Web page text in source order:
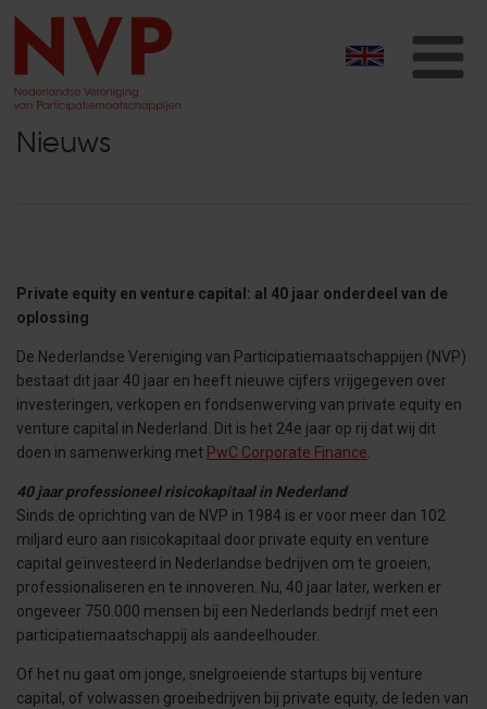
Nieuws
Private equity en venture capital: al 40 jaar onderdeel van de
oplossing
De Nederlandse Vereniging van Participatiemaatschappijen (NVP)
bestaat dit jaar 40 jaar en heeft nieuwe cijfers vrijgegeven over
investeringen, verkopen en fondsenwerving van private equity en
venture capital in Nederland. Dit is het 24e jaar op rij dat wij dit
doen in samenwerking met PwC Corporate Finance
40 jaar professioneel risicokapitaal in Nederland
Sinds de oprichting van de NVP in 1984 is er voor meer dan 102
miljard euro aan risicokapitaal door private equity en venture
capital geïnvesteerd in Nederlandse bedrijven om te groeien,
professionaliseren en te innoveren. Nu, 40 jaar later, werken er
ongeveer 750.000 mensen bij een Nederlands bedrijf met een
participatiemaatschappij als aandeelhouder.
Of het nu gaat om jonge, snelgroeiende startups bij venture
capital, of volwassen groeibedrijven bij private equity, de leden van